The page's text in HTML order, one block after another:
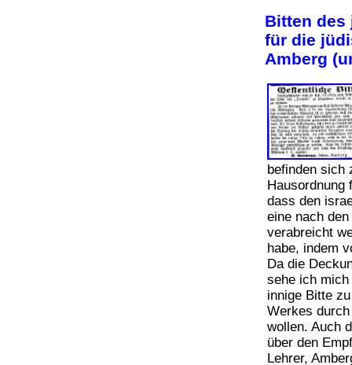
Bitten des
für die
Amberg
befinden sich
Hausordnung
dass den
eine nach
verabreicht
habe, indem
Da die
sehe ich
innige Bitte
Werkes
wollen. Auch
über den
Lehrer,